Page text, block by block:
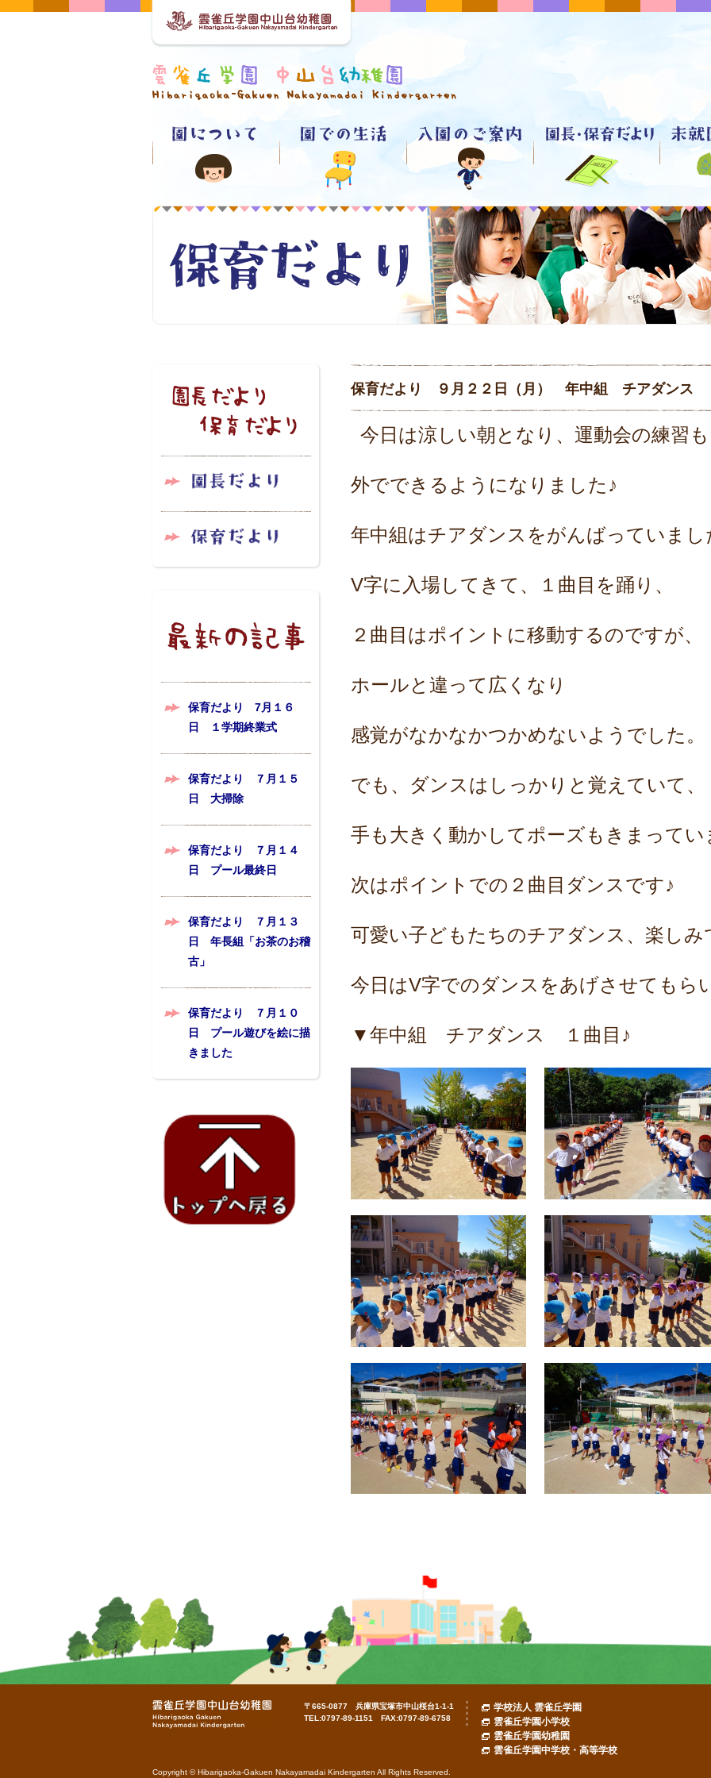
保育だより 7月１６
日 １学期終業式
保育だより ７月１５
日 大掃除
保育だより ７月１４
日 プール最終日
保育だより ７月１３
日 年長組「お茶のお稽
古」
保育だより ７月１０
日 プール遊びを絵に描
きました
保育だより ９月２２日（月） 年中組 チアダンス
今日は涼しい朝となり、運動会の練習も
外でできるようになりました♪
年中組はチアダンスをがんばっていまし
V字に入場してきて、１曲目を踊り、
２曲目はポイントに移動するのですが、
ホールと違って広くなり
感覚がなかなかつかめないようでした。
でも、ダンスはしっかりと覚えていて、
手も大きく動かしてポーズもきまって
次はポイントでの２曲目ダンスです♪
可愛い子どもたちのチアダンス、楽し
今日はV字でのダンスをあげさせてもら
▼年中組 チアダンス １曲目♪
〒665-0877 兵庫県宝塚市中山桜台1-1-1
TEL:0797-89-1151 FAX:0797-89-6758
学校法人 雲雀丘学園
雲雀丘学園小学校
雲雀丘学園幼稚園
雲雀丘学園中学校・高等学校
Copyright © Hibarigaoka-Gakuen Nakayamadai Kindergarten All Rights Reserved.